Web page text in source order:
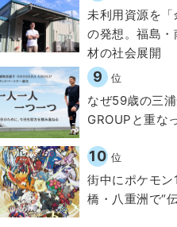
未利用資源を
の発想。福島
材の社会展開​
9 位
なぜ59歳の三
GROUPと重な
10 位
街中にポケモ
橋・八重洲で“